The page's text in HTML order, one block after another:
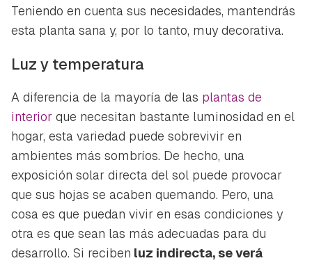
Teniendo en cuenta sus necesidades, mantendrás
esta planta sana y, por lo tanto, muy decorativa.
Luz y temperatura
A diferencia de la mayoría de las plantas de
interior que necesitan bastante luminosidad en el
hogar, esta variedad puede sobrevivir en
ambientes más sombríos. De hecho, una
exposición solar directa del sol puede provocar
que sus hojas se acaben quemando. Pero, una
cosa es que puedan vivir en esas condiciones y
otra es que sean las más adecuadas para du
desarrollo. Si reciben luz indirecta, se verá